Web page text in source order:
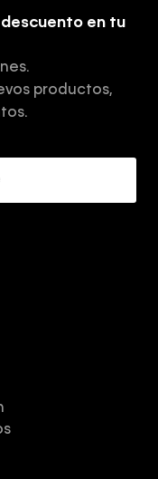
descuento en tu
productos,